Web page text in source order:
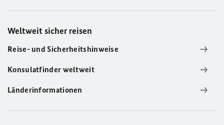
Weltweit sicher reisen
Reise- und Sicherheitshinweise
Konsulatfinder weltweit
Länderinformationen